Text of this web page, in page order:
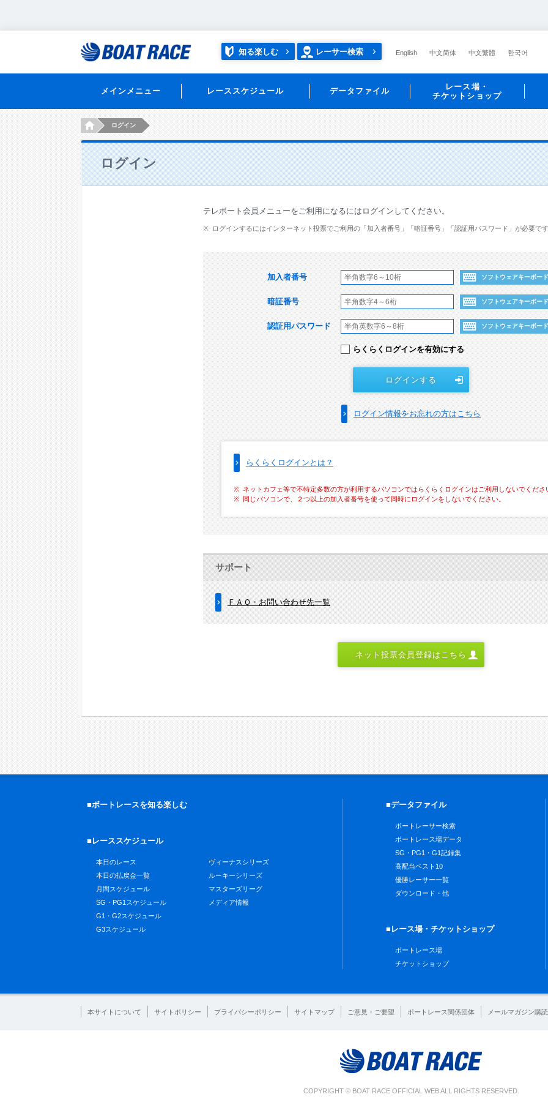
知る楽しむ レーサー検索 English 中文简体 中文繁體 한국어
メインメニュー レーススケジュール データファイル
レース場・
チケットショップ
HOMEログイン
ログイン
テレボート会員メニューをご利用になるにはログインしてください。
ログインするにはインターネット投票でご利用の「加入者番号」「暗証番号」「認証用パスワード」が必要です
加入者番号 ソフトウェアキーボード
暗証番号 ソフトウェアキーボード
認証用パスワード ソフトウェアキーボード
らくらくログインを有効にする
ログインする
ログイン情報をお忘れの方はこちら
らくらくログインとは？
ネットカフェ等で不特定多数の方が利用するパソコンではらくらくログインはご利用しないでくださ
同じパソコンで、２つ以上の加入者番号を使って同時にログインをしないでください。
サポート
ＦＡＱ・お問い合わせ先一覧
ネット投票会員登録はこちら
■ボートレースを知る楽しむ
■レーススケジュール
本日のレース
本日の払戻金一覧
月間スケジュール
SG・PG1スケジュール
G1・G2スケジュール
G3スケジュール
ヴィーナスシリーズ
ルーキーシリーズ
マスターズリーグ
メディア情報
■データファイル
ボートレーサー検索
ボートレース場データ
SG・PG1・G1記録集
高配当ベスト10
優勝レーサー一覧
ダウンロード・他
■レース場・チケットショップ
ボートレース場
チケットショップ
本サイトについて サイトポリシー プライバシーポリシー サイトマップ ご意見・ご要望 ボートレース関係団体 メールマガジン購読
COPYRIGHT © BOAT RACE OFFICIAL WEB ALL RIGHTS RESERVED.